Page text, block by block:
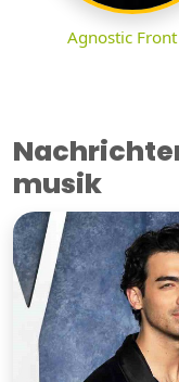
Agnostic Front
musik